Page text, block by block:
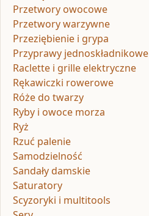
Przetwory owocowe
Przetwory warzywne
Przeziębienie i grypa
Przyprawy jednoskładnikowe
Raclette i grille elektryczne
Rękawiczki rowerowe
Róże do twarzy
Ryby i owoce morza
Ryż
Rzuć palenie
Samodzielność
Sandały damskie
Saturatory
Scyzoryki i multitools